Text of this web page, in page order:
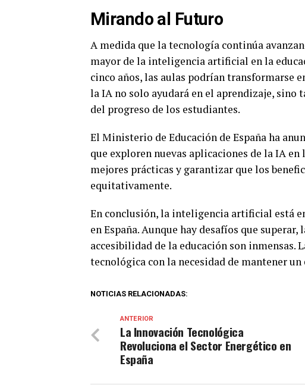
Mirando al Futuro
A medida que la tecnología continúa
mayor de la inteligencia artificial en la
cinco años, las aulas podrían transformarse
la IA no solo ayudará en el aprendizaje, sino
del progreso de los estudiantes.
El Ministerio de Educación de España ha
que exploren nuevas aplicaciones de la IA
mejores prácticas y garantizar que los
equitativamente.
En conclusión, la inteligencia artificial está
en España. Aunque hay desafíos que
accesibilidad de la educación son inmensas.
tecnológica con la necesidad de mantener
NOTICIAS RELACIONADAS:
ANTERIOR
La Innovación Tecnológica
Revoluciona el Sector Energético en
España